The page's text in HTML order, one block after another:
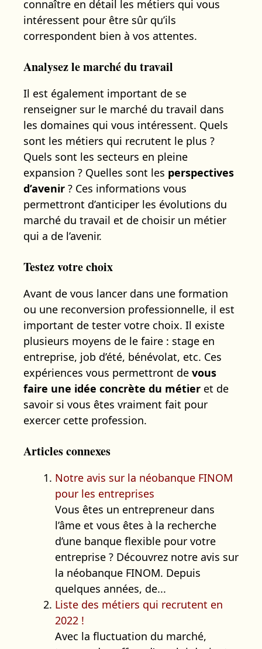
connaître en détail les métiers qui vous
intéressent pour être sûr qu’ils
correspondent bien à vos attentes.
Analysez le marché du travail
Il est également important de se
renseigner sur le marché du travail dans
les domaines qui vous intéressent. Quels
sont les métiers qui recrutent le plus ?
Quels sont les secteurs en pleine
expansion ? Quelles sont les perspectives
d’avenir ? Ces informations vous
permettront d’anticiper les évolutions du
marché du travail et de choisir un métier
qui a de l’avenir.
Testez votre choix
Avant de vous lancer dans une formation
ou une reconversion professionnelle, il est
important de tester votre choix. Il existe
plusieurs moyens de le faire : stage en
entreprise, job d’été, bénévolat, etc. Ces
expériences vous permettront de vous
faire une idée concrète du métier et de
savoir si vous êtes vraiment fait pour
exercer cette profession.
Articles connexes
Notre avis sur la néobanque FINOM
pour les entreprises
Vous êtes un entrepreneur dans
l’âme et vous êtes à la recherche
d’une banque flexible pour votre
entreprise ? Découvrez notre avis sur
la néobanque FINOM. Depuis
quelques années, de...
Liste des métiers qui recrutent en
2022 !
Avec la fluctuation du marché,